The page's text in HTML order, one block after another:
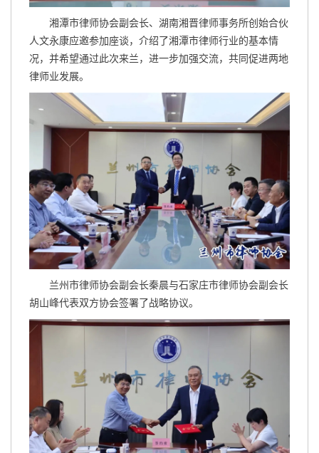
湘潭市律师协会副会长、湖南湘晋律师事务所创始合伙
人文永康应邀参加座谈，介绍了湘潭市律师行业的基本情
况，并希望通过此次来兰，进一步加强交流，共同促进两地
律师业发展。
兰州市律师协会副会长秦晨与石家庄市律师协会副会长
胡山峰代表双方协会签署了战略协议。